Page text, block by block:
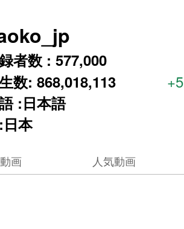
者数 : 577,000
数: 868,018,113
:日本語
本
画 人気動画